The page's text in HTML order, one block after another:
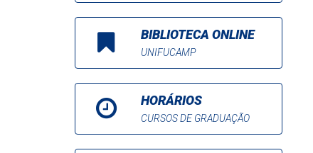
BIBLIOTECA ONLINE
UNIFUCAMP
HORÁRIOS
CURSOS DE GRADUAÇÃO